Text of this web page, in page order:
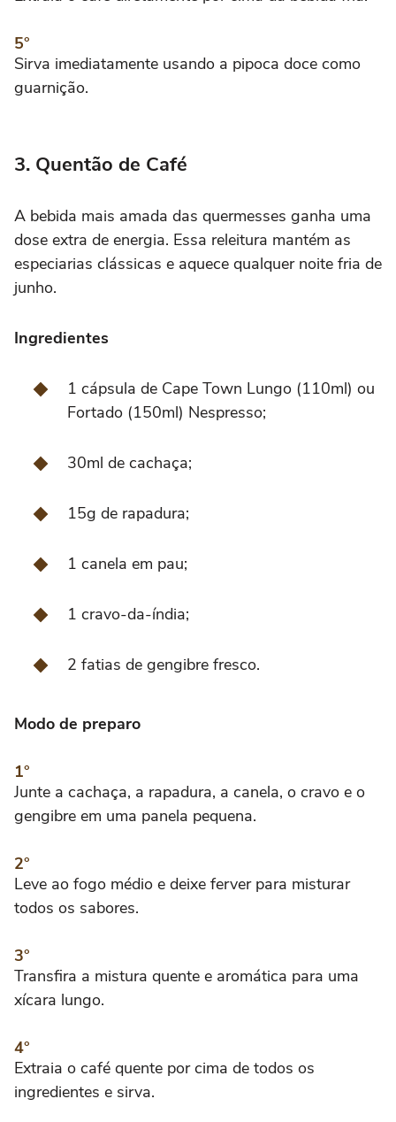
Sirva imediatamente usando a pipoca doce como
guarnição.
3. Quentão de Café
A bebida mais amada das quermesses ganha uma
dose extra de energia. Essa releitura mantém as
especiarias clássicas e aquece qualquer noite fria de
junho.
Ingredientes
1 cápsula de Cape Town Lungo (110ml) ou
Fortado (150ml) Nespresso;
30ml de cachaça;
15g de rapadura;
1 canela em pau;
1 cravo-da-índia;
2 fatias de gengibre fresco.
Modo de preparo
Junte a cachaça, a rapadura, a canela, o cravo e o
gengibre em uma panela pequena.
Leve ao fogo médio e deixe ferver para misturar
todos os sabores.
Transfira a mistura quente e aromática para uma
xícara lungo.
Extraia o café quente por cima de todos os
ingredientes e sirva.